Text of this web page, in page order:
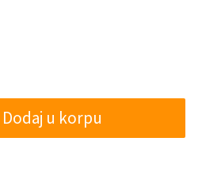
Dodaj u korpu